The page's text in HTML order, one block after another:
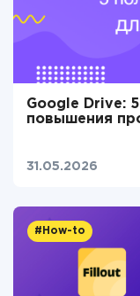
Google Drive:
повышения
31.05.2026
#How-to